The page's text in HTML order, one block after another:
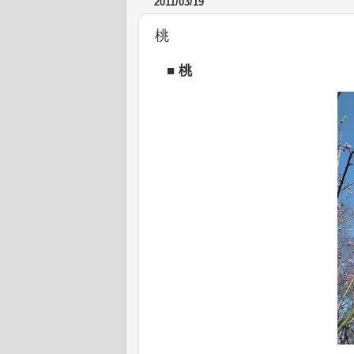
桃
■ 桃